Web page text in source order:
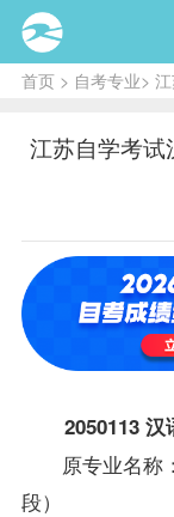
首页> 自考专业>
江苏自学考试
2050113 汉
原专业名称
段）